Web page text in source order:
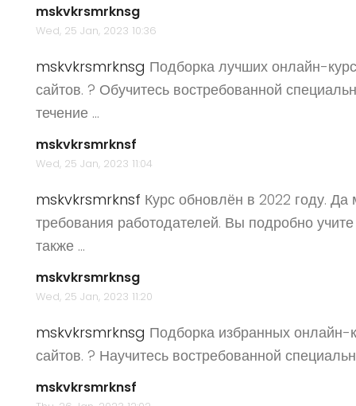
mskvkrsmrknsg
Wed, 25 Jan, 2023 10:36
mskvkrsmrknsg Подборка лучших онлайн-
сайтов. ? Обучитесь востребованной
течение ...
mskvkrsmrknsf
Wed, 25 Jan, 2023 11:04
mskvkrsmrknsf Курс обновлён в 2022 году.
требования работодателей. Вы подробно
также ...
mskvkrsmrknsg
Wed, 25 Jan, 2023 11:20
mskvkrsmrknsg Подборка избранных онлайн-
сайтов. ? Научитесь востребованной
mskvkrsmrknsf